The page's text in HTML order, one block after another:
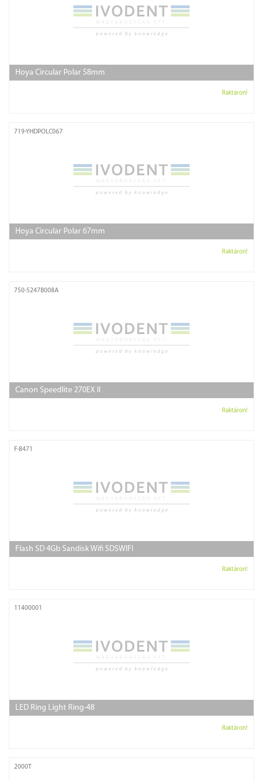
Hoya Circular Polar 58mm
Raktáron!
719-YHDPOLC067
Hoya Circular Polar 67mm
Raktáron!
750-5247B008A
Canon Speedlite 270EX II
Raktáron!
F-8471
Flash SD 4Gb Sandisk Wifi SDSWIFI
Raktáron!
11400001
LED Ring Light Ring-48
Raktáron!
2000T